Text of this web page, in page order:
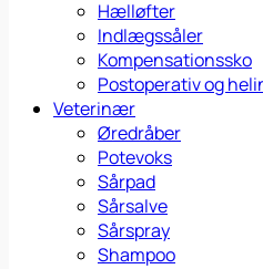
Hælløfter
Indlægssåler
Kompensationssko
Postoperativ og
Veterinær
Øredråber
Potevoks
Sårpad
Sårsalve
Sårspray
Shampoo